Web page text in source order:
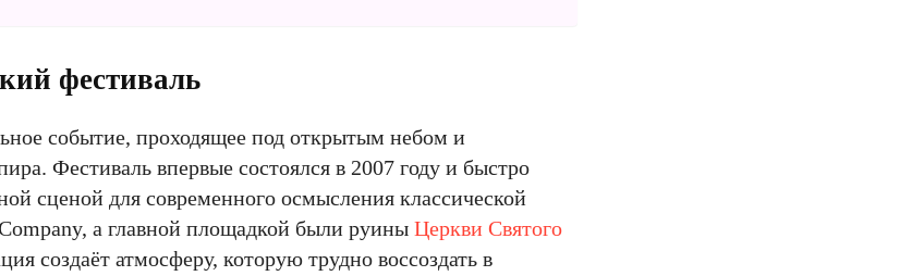
фестиваль
событие, проходящее под открытым небом и
Фестиваль впервые состоялся в 2007 году и быстро
сценой для современного осмысления классической
а главной площадкой были руины Церкви Святого
создаёт атмосферу, которую трудно воссоздать в